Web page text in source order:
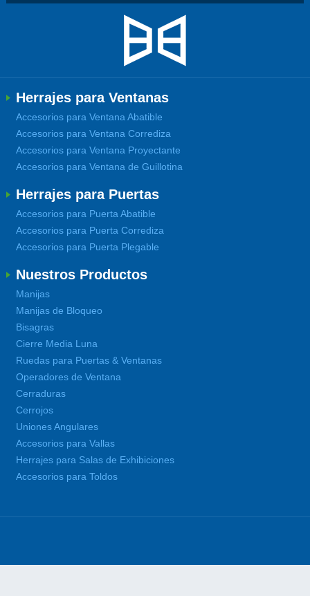
Herrajes para Ventanas
Accesorios para Ventana Abatible
Accesorios para Ventana Corrediza
Accesorios para Ventana Proyectante
Accesorios para Ventana de Guillotina
Herrajes para Puertas
Accesorios para Puerta Abatible
Accesorios para Puerta Corrediza
Accesorios para Puerta Plegable
Nuestros Productos
Manijas
Manijas de Bloqueo
Bisagras
Cierre Media Luna
Ruedas para Puertas & Ventanas
Operadores de Ventana
Cerraduras
Cerrojos
Uniones Angulares
Accesorios para Vallas
Herrajes para Salas de Exhibiciones
Accesorios para Toldos